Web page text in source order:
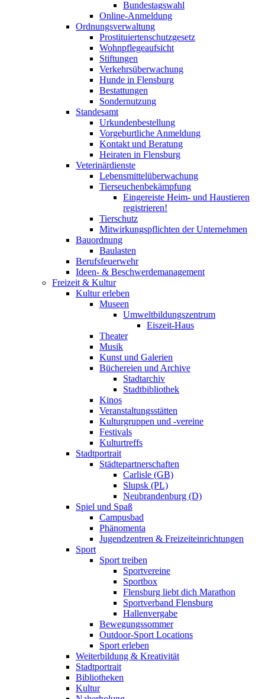
Bundestagswahl
Online-Anmeldung
Ordnungsverwaltung
Prostituiertenschutzgesetz
Wohnpflegeaufsicht
Stiftungen
Verkehrsüberwachung
Hunde in Flensburg
Bestattungen
Sondernutzung
Standesamt
Urkundenbestellung
Vorgeburtliche Anmeldung
Kontakt und Beratung
Heiraten in Flensburg
Veterinärdienste
Lebensmittelüberwachung
Tierseuchenbekämpfung
Eingereiste Heim- und Haustieren
registrieren!
Tierschutz
Mitwirkungspflichten der Unternehmen
Bauordnung
Baulasten
Berufsfeuerwehr
Ideen- & Beschwerdemanagement
Freizeit & Kultur
Kultur erleben
Museen
Umweltbildungszentrum
Eiszeit-Haus
Theater
Musik
Kunst und Galerien
Büchereien und Archive
Stadtarchiv
Stadtbibliothek
Kinos
Veranstaltungsstätten
Kulturgruppen und -vereine
Festivals
Kulturtreffs
Stadtportrait
Städtepartnerschaften
Carlisle (GB)
Slupsk (PL)
Neubrandenburg (D)
Spiel und Spaß
Campusbad
Phänomenta
Jugendzentren & Freizeiteinrichtungen
Sport
Sport treiben
Sportvereine
Sportbox
Flensburg liebt dich Marathon
Sportverband Flensburg
Hallenvergabe
Bewegungssommer
Outdoor-Sport Locations
Sport erleben
Weiterbildung & Kreativität
Stadtportrait
Bibliotheken
Kultur